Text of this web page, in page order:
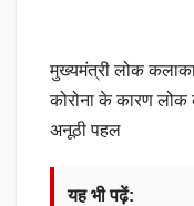
मुख्यमंत्री लोक
कोरोना के कारण लोक
अनूठी पहल
यह भी पढ़ें: